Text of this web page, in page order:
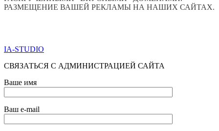
РАЗМЕЩЕНИЕ ВАШЕЙ РЕКЛАМЫ НА НАШИХ САЙТАХ.
IA-STUDIO
СВЯЗАТЬСЯ С АДМИНИСТРАЦИЕЙ САЙТА
Ваше имя
Ваш e-mail